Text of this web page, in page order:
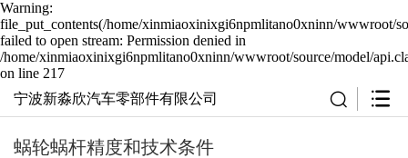
Warning:
file_put_contents(/home/xinmiaoxinixgi6npmlitano0xninn/wwwroot/
failed to open stream: Permission denied in
/home/xinmiaoxinixgi6npmlitano0xninn/wwwroot/source/model/
on line 217
宁波新淼欣汽车零部件有限公司
蜗轮蜗杆精度和技术条件